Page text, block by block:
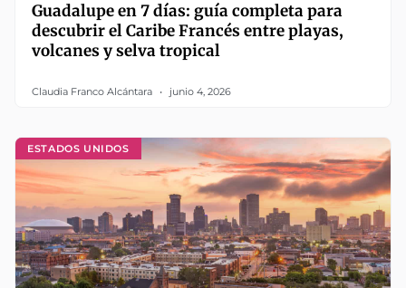
Guadalupe en 7 días: guía completa para
descubrir el Caribe Francés entre playas,
volcanes y selva tropical
Claudia Franco Alcántara junio 4, 2026
ESTADOS UNIDOS